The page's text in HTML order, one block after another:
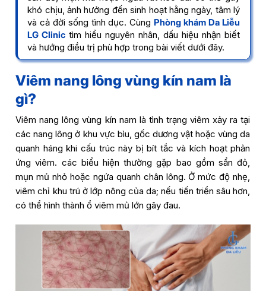
khó chịu, ảnh hưởng đến sinh hoạt hằng ngày, tâm lý
và cả đời sống tình dục. CùngPhòng khám Da Liễu
LG Clinic tìm hiểu nguyên nhân, dấu hiệu nhận biết
và hướng điều trị phù hợp trong bài viết dưới đây.
Viêm nang lông vùng kín nam là
gì?
Viêm nang lông vùng kín nam là tình trạng viêm xảy ra tại
các nang lông ở khu vực bìu, gốc dương vật hoặc vùng da
quanh háng khi cấu trúc này bị bít tắc và kích hoạt phản
ứng viêm. các biểu hiện thường gặp bao gồm sẩn đỏ,
mụn mủ nhỏ hoặc ngứa quanh chân lông. Ở mức độ nhẹ,
viêm chỉ khu trú ở lớp nông của da; nếu tiến triển sâu hơn,
có thể hình thành ổ viêm mủ lớn gây đau.